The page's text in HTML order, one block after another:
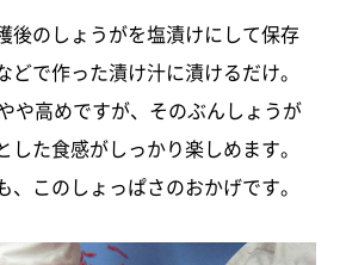
後のしょうがを塩漬けにして保存
どで作った漬け汁に漬けるだけ。
や高めですが、そのぶんしょうが
した食感がしっかり楽しめます。
、このしょっぱさのおかげです。